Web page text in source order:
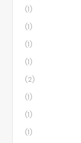
(1)
(1)
(1)
(1)
(2)
(1)
(1)
(1)